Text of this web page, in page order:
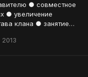
● занятие
особенно к людям